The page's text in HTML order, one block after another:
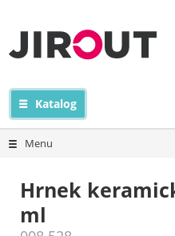
Katalog
Menu
Hrnek
ml